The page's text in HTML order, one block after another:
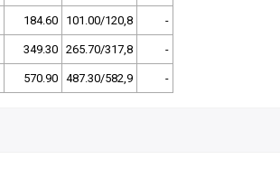
184.60 101.00/120,8 -
349.30 265.70/317,8 -
570.90 487.30/582,9 -